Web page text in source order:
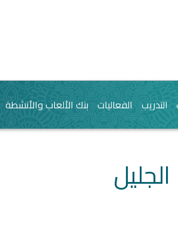
التدريب الفعاليات بنك الألعاب والأنشطة
الجليل